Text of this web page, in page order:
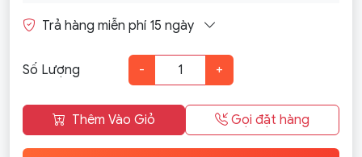
Trả hàng miễn phí 15 ngày
Số Lượng - +
Thêm Vào Giỏ Gọi đặt hàng